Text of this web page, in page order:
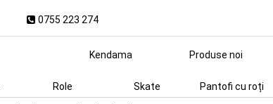
0755 223 274
Kendama Produse noi
Role Skate Pantofi cu roți